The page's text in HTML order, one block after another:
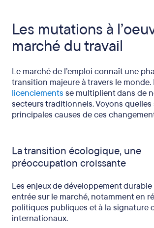
Les mutations à
marché du travail
Le marché de l’emploi connaît une
transition majeure à travers le monde.
licenciements se multiplient dans de
secteurs traditionnels. Voyons quelles
principales causes de ces
La transition écologique, une
préoccupation croissante
Les enjeux de développement
entrée sur le marché, notamment en
politiques publiques et à la signature
internationaux.